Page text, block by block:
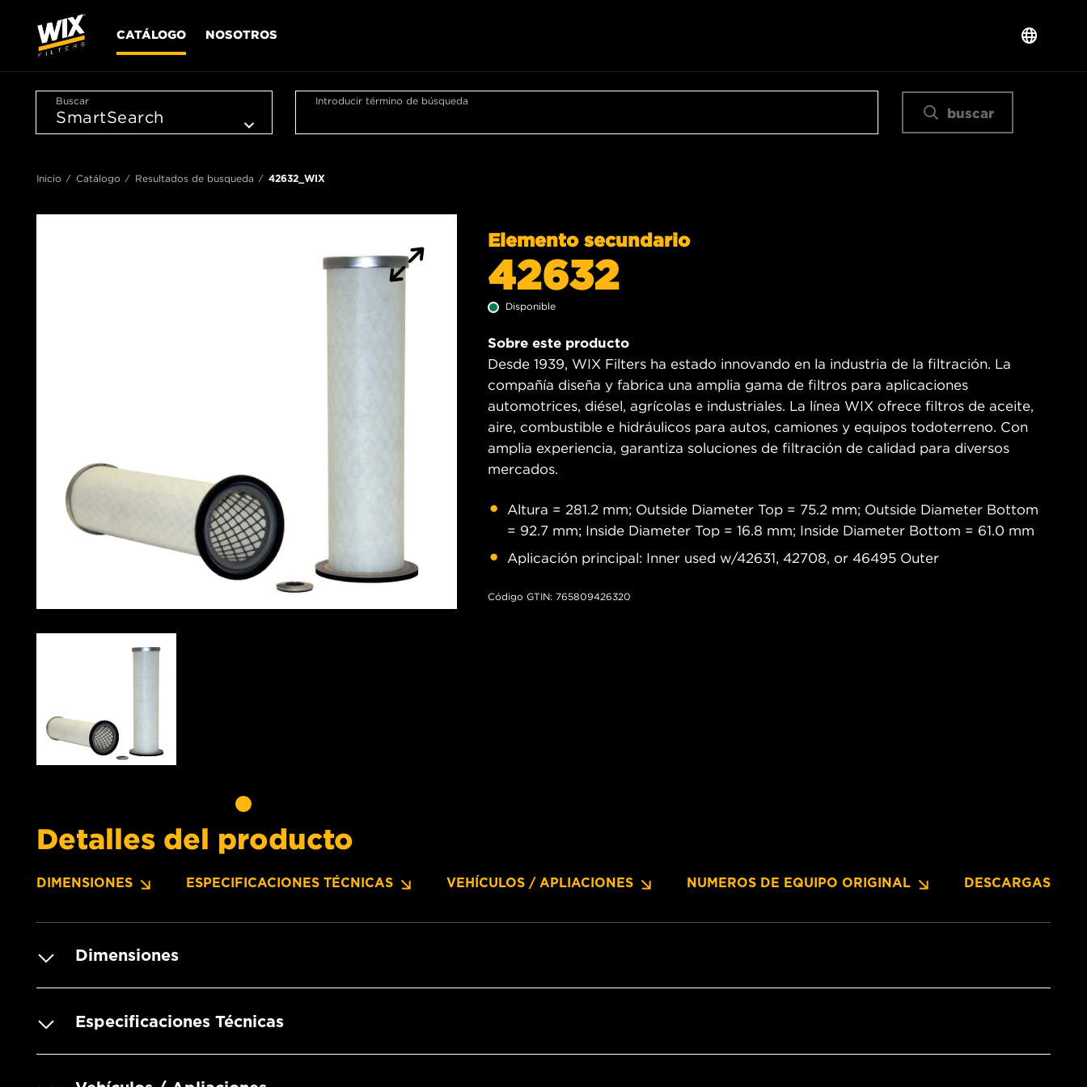
CATÁLOGO NOSOTROS
Buscar Introducir término de búsqueda
buscar
Inicio Catálogo Resultados de busqueda 42632_WIX
Elemento secundario
42632
Disponible
Sobre este producto
Desde 1939, WIX Filters ha estado innovando en la industria de la filtración. La
compañía diseña y fabrica una amplia gama de filtros para aplicaciones
automotrices, diésel, agrícolas e industriales. La línea WIX ofrece filtros de aceite,
aire, combustible e hidráulicos para autos, camiones y equipos todoterreno. Con
amplia experiencia, garantiza soluciones de filtración de calidad para diversos
mercados.
Altura = 281.2 mm; Outside Diameter Top = 75.2 mm; Outside Diameter Bottom
= 92.7 mm; Inside Diameter Top = 16.8 mm; Inside Diameter Bottom = 61.0 mm
Aplicación principal: Inner used w/42631, 42708, or 46495 Outer
Código GTIN: 765809426320
Detalles del producto
DIMENSIONES ESPECIFICACIONES TÉCNICAS VEHÍCULOS / APLIACIONES NUMEROS DE EQUIPO ORIGINAL DESCARGAS
Dimensiones
Especificaciones Técnicas